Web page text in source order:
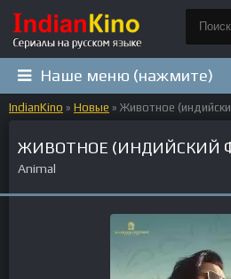
Наше меню (нажмите)
IndianKino » Новые » Животное
ЖИВОТНОЕ (ИНДИЙСКИЙ
Animal